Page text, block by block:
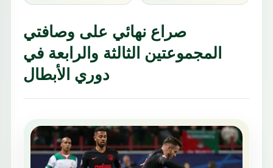
صراع نهائي على وصافتي
المجموعتين الثالثة والرابعة في
دوري الأبطال